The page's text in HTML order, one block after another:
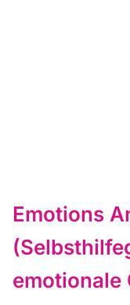
Emotions
emotionale